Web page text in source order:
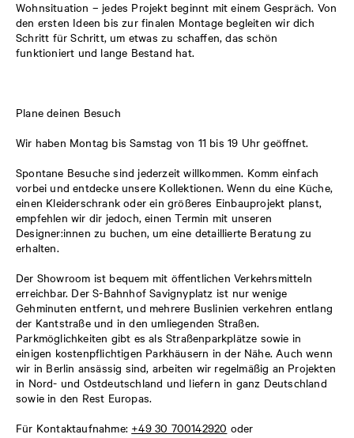
Wohnsituation – jedes Projekt beginnt mit einem Gespräch. Von
den ersten Ideen bis zur finalen Montage begleiten wir dich
Schritt für Schritt, um etwas zu schaffen, das schön
funktioniert und lange Bestand hat.
Plane deinen Besuch
Wir haben Montag bis Samstag von 11 bis 19 Uhr geöffnet.
Spontane Besuche sind jederzeit willkommen. Komm einfach
vorbei und entdecke unsere Kollektionen. Wenn du eine Küche,
einen Kleiderschrank oder ein größeres Einbauprojekt planst,
empfehlen wir dir jedoch, einen Termin mit unseren
Designer:innen zu buchen, um eine detaillierte Beratung zu
erhalten.
Der Showroom ist bequem mit öffentlichen Verkehrsmitteln
erreichbar. Der S-Bahnhof Savignyplatz ist nur wenige
Gehminuten entfernt, und mehrere Buslinien verkehren entlang
der Kantstraße und in den umliegenden Straßen.
Parkmöglichkeiten gibt es als Straßenparkplätze sowie in
einigen kostenpflichtigen Parkhäusern in der Nähe. Auch wenn
wir in Berlin ansässig sind, arbeiten wir regelmäßig an Projekten
in Nord- und Ostdeutschland und liefern in ganz Deutschland
sowie in den Rest Europas.
Für Kontaktaufnahme: +49 30 700142920 oder